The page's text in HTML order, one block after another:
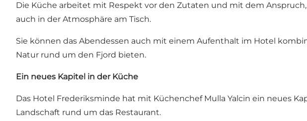
Die Küche arbeitet mit Respekt vor den Zutaten und mit dem
auch in der Atmosphäre am Tisch.
Sie können das Abendessen auch mit einem Aufenthalt im Hotel
Natur rund um den Fjord bieten.
Ein neues Kapitel in der Küche
Das Hotel Frederiksminde hat mit Küchenchef Mulla Yalcin ein neues
Landschaft rund um das Restaurant.